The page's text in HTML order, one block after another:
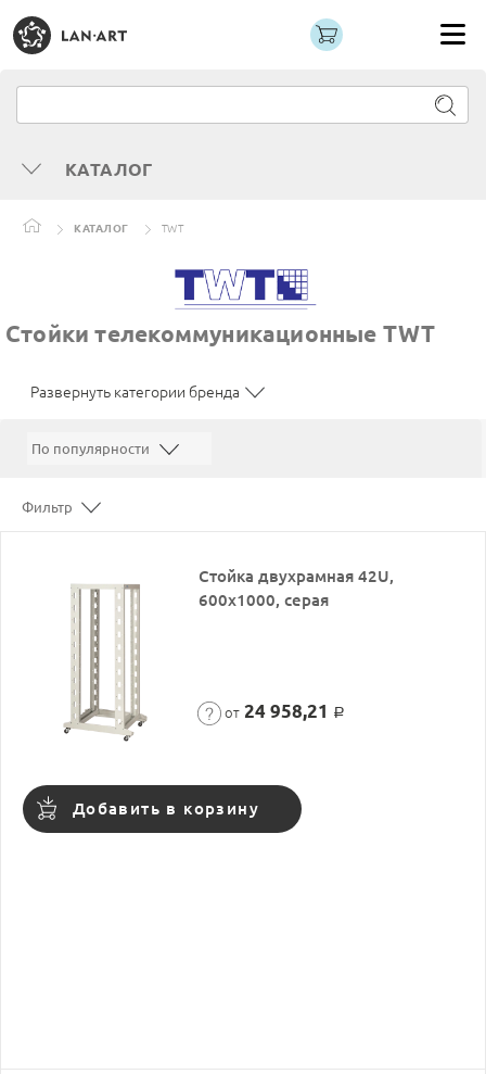
КАТАЛОГ
КАТАЛОГ TWT
Стойки телекоммуникационные TWT
Развернуть категории бренда
Фильтр
Стойка двухрамная 42U,
600x1000, серая
от 24 958,21 Р
Добавить в корзину